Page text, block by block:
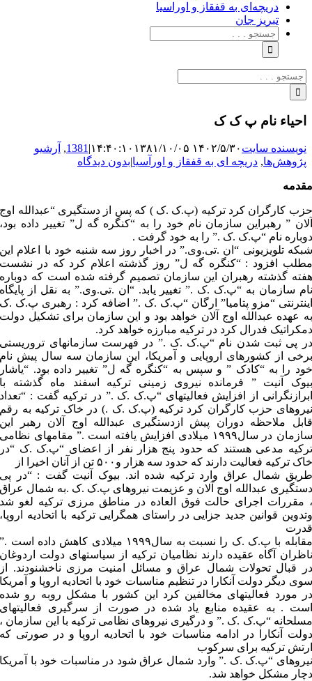
دریچه‌ای به قفقاز و اوراسیا
تبریزِ جان
جستجو
برای:
جستجو
برای:
احیاء نام پ ک ک
نویسنده سایت ۱۴۰۲/۵/۳۰ ۱۴:۴۰:۱۰ ۱۳۸۱/۱۰/۰۵ |
1381
, آرشیو
پژوهش‌ها, دریچه ای به قفقاز و اورآسیا|بدون دیدگاه
مقدمه
حزب کارگران کرد ترکیه (پ.ک .ک ) که پس از دستگیرى “عبدالله اوج
آلان ” رهبراین سازمان نام خود را به “کنگره گه ل” تغییر داده بود،
دوباره نام “پ.ک .ک .” را به خود گرفت .
شبکه تلویزیونى “ان .تى.وى.” در اخبار روز سه شنبه خود با اعلام این
مطلب افزود : “کنگره گه ل” روز گذشته اعلام کرد که در نشست
هفته گذشته رهبران این سازمان تصمیم گرفته شده است که دوباره
نام سازمان به “پ.ک .ک .” تغییر یابد. “ان .تى.وى.” به نقل از پایگاه
اینترنتى “مزو پتامیا” ارگان “پ.ک .ک .” اضافه کرد : رهبرى پ.ک .ک
به عهده عبدالله اوج آلان خواهد بود و این سازمان براى تشکیل دولت
دمکراتیک فدرال کرد در ترکیه مبارزه خواهد کرد.
در پى ثبت شدن نام “پ.ک .ک .” در فهرست سازمانهاى تروریستى
برخى از کشورهاى اروپایى و آمریکا، این سازمان سه سال پیش نام
خود را به “کادک ” و سپس به “کنگره گه ل” تغییر داده بود. “یاشار
بیوک آنیت ” فرمانده نیروى زمینى ترکیه اسفند ماه گذشته با
ابرازنگرانى از افزایش فعالیتهاى “پ.ک .ک .” در ترکیه گفت : “تعداد
نیروهاى حزب کارگران کرد ترکیه (پ.ک .ک .) در خاک ترکیه به رقم
قابل ملاحظه دوران پیش ازدستگیرى عبدالله اوج آلان رهبر این
سازمان در سال۱۹۹۹ میلادى افزایش یافته است .” مقامهاى نظامى
ترکیه مدعى هستند که حدود پنج هزار نفر از اعضاى “پ.ک .ک “در
خاک ترکیه فعالیت دارند که حدود سه هزار و۵۰۰ تن از آنان اخیرا از
طریق شمال عراق وارد ترکیه شده اند. بیوک آنیت گفت : “در پى
دستگیرى عبدالله اوج آلان و عزیمت نیروهاى پ.ک .ک .به شمال عراق
، مقررات اجراى حالت فوق العاده در مناطق مرزى ترکیه لغو شد
وتدوین قوانین جدید جزایى در راستاى همگرایى ترکیه با اتحادیه اروپا،
قدرت
مقابله با پ.ک .ک را نسبت به سال۱۹۹۹ میلادى کاهش داده است .”
ناظران آگاه عقیده دارند نظامیان ترکیه از سیاستهاى دولت اردوغان
در قبال تحولات شمال عراق و مسائل امنیت مرزى ناخشنودند. از
سوى دیگر دولت آنکارا در تنظیم مناسبات خود با اتحادیه اروپا و آمریکا
در مورد فعالیتهاى مخالفین کرد این کشور با مشکل روبه رو شده
است . به عقیده منابع یاد شده در صورت از سرگیرى فعالیتهاى
مسلحانه “پ.ک .ک .” و درگیرى نیروهاى نظامى ترکیه با این سازمان ،
دولت آنکارا در ادامه مناسبات خود با اتحادیه اروپا و در صورتى که
ارتش ترکیه براى سرکوب
نیروهاى “پ.ک .ک .” وارد شمال عراق شود در مناسبات خود با آمریکا
دچار مشکل خواهد شد.